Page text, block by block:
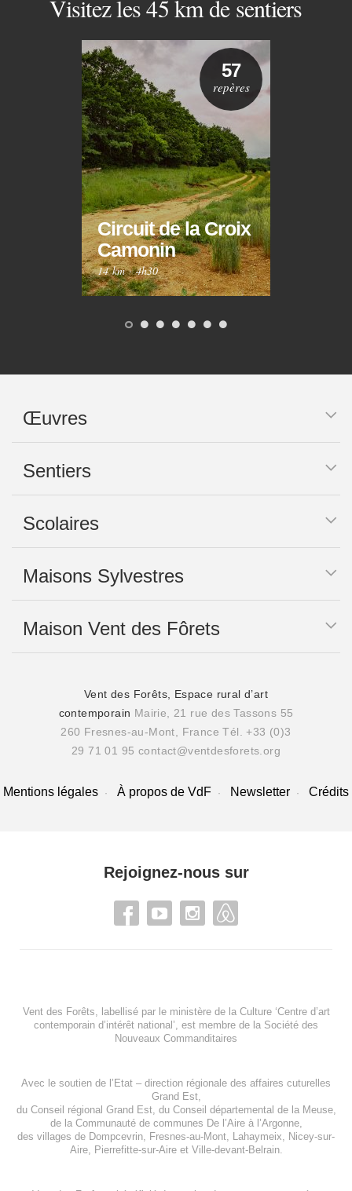
Visitez les 45 km de sentiers
Circuit de la Croix
Camonin
14 km·4h30
57
repères
Œuvres
Sentiers
Scolaires
Maisons Sylvestres
Maison Vent des Fôrets
Vent des Forêts, Espace rural d’art
contemporain Mairie, 21 rue des Tassons 55
260 Fresnes-au-Mont, France Tél. +33 (0)3
29 71 01 95 contact@ventdesforets.org
Mentions légales À propos de VdF Newsletter Crédits
Rejoignez-nous sur
Vent des Forêts, labellisé par le ministère de la Culture ‘Centre d’art
contemporain d’intérêt national’, est membre de la Société des
Nouveaux Commanditaires
Avec le soutien de l’ Etat – direction régionale des affaires cuturelles
Grand Est,
du Conseil régional Grand Est, du Conseil départemental de la Meuse,
de la Communauté de communes De l’Aire à l’Argonne,
des villages de Dompcevrin, Fresnes-au-Mont, Lahaymeix, Nicey-sur-
Aire, Pierrefitte-sur-Aireet Ville-devant-Belrain.